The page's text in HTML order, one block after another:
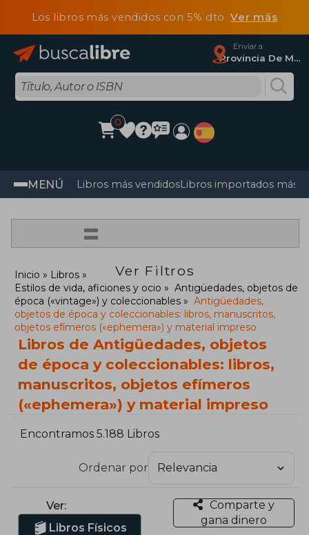
Los libros más vendidos con 5% dtoVer más
Enviar a
Provincia De Madrid
0
MENÚ Libros más vendidosLibros importados más
=
Ver Filtros
Inicio
Libros
Estilos de vida, aficiones y ocio
Antigüedades, objetos de
época («vintage») y coleccionables
Antigüedades,
objetos de época y coleccionables: libros, manuscritos,
objetos efímeros («ephemera») y material impreso
Libros de Antigüedades, objetos
de época y coleccionables: libros,
manuscritos, objetos efímeros
(«ephemera») y material impreso
Encontramos 5.188 Libros
Ordenar por
Ver:
Libros Físicos
Comparte y
gana dinero